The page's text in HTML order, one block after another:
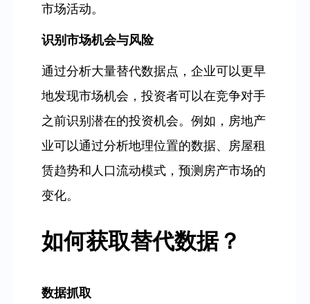
市场活动。
识别市场机会与风险
通过分析大量替代数据点，企业可以更早
地发现市场机会，投资者可以在竞争对手
之前识别潜在的投资机会。例如，房地产
业可以通过分析地理位置的数据、房屋租
赁趋势和人口流动模式，预测房产市场的
变化。
如何获取替代数据？
数据抓取